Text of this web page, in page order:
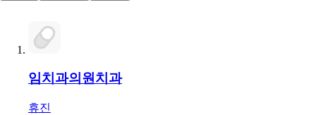
임치과의원치과
휴진